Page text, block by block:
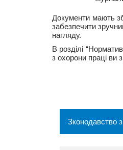
Документи мають
забезпечити
нагляду.
В розділі
з охорони праці ви
Зконодавство